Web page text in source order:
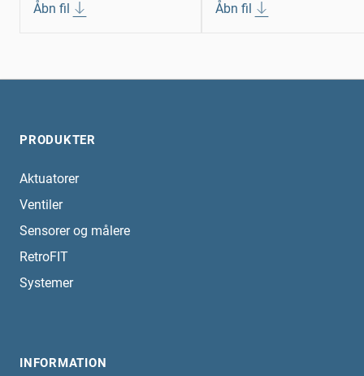
Åbn fil Åbn fil
PRODUKTER
Aktuatorer
Ventiler
Sensorer og målere
RetroFIT
Systemer
INFORMATION